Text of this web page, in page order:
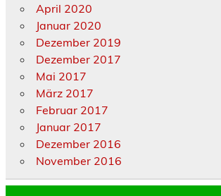
April 2020
Januar 2020
Dezember 2019
Dezember 2017
Mai 2017
März 2017
Februar 2017
Januar 2017
Dezember 2016
November 2016